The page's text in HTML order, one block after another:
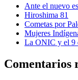
Ante el nuevo
Hiroshima 81
Cometas por
Mujeres
La ONIC y el 9
Comentarios